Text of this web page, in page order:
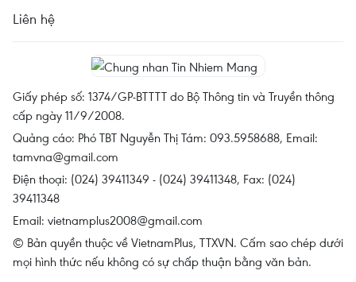
Liên hệ
Giấy phép số: 1374/GP-BTTTT do Bộ Thông tin và Truyền thông
cấp ngày 11/9/2008.
Quảng cáo: Phó TBT Nguyễn Thị Tám: 093.5958688, Email:
tamvna@gmail.com
Điện thoại: (024) 39411349 - (024) 39411348, Fax: (024)
39411348
Email: vietnamplus2008@gmail.com
© Bản quyền thuộc về VietnamPlus, TTXVN. Cấm sao chép dưới
mọi hình thức nếu không có sự chấp thuận bằng văn bản.